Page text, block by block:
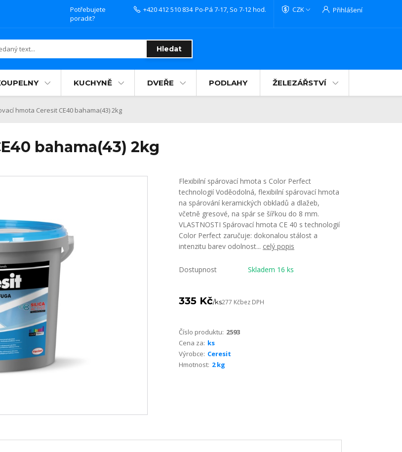
CZK Přihlášení
Hledat
Potřebujete
poradit?
+420 412 510 834 Po-Pá 7-17, So 7-12 hod.
KUCHYNĚ DVEŘE PODLAHY ŽELEZÁŘSTVÍ
hmota Ceresit CE40 bahama(43) 2kg
bahama(43) 2kg
Flexibilní spárovací hmota s Color Perfect
technologií Voděodolná, flexibilní spárovací hmota
na spárování keramických obkladů a dlažeb,
včetně gresové, na spár se šířkou do 8 mm.
VLASTNOSTI Spárovací hmota CE 40 s technologií
Color Perfect zaručuje: dokonalou stálost a
intenzitu barev odolnost... celý popis
Dostupnost Skladem 16 ks
335 Kč/ks277 Kčbez DPH
Číslo produktu: 2593
Cena za: ks
Výrobce: Ceresit
Hmotnost: 2 kg